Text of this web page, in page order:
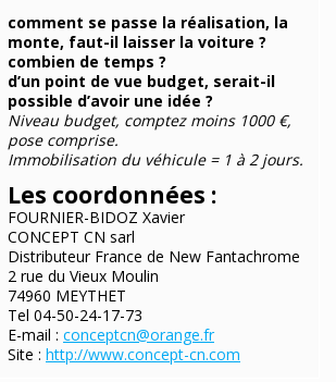
comment se passe la réalisation, la
monte, faut-il laisser la voiture ?
combien de temps ?
d’un point de vue budget, serait-il
possible d’avoir une idée ?
Niveau budget, comptez moins 1000 €,
pose comprise.
Immobilisation du véhicule = 1 à 2 jours.
Les coordonnées :
FOURNIER-BIDOZ Xavier
CONCEPT CN sarl
Distributeur France de New Fantachrome
2 rue du Vieux Moulin
74960 MEYTHET
Tel 04-50-24-17-73
E-mail : conceptcn@orange.fr
Site : http://www.concept-cn.com